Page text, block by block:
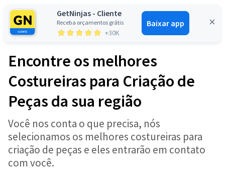
GetNinjas - Cliente
Receba orçamentos grátis
+30K
Baixar app
Entrar
Encontre os melhores
Costureiras para Criação de
Peças da sua região
Você nos conta o que precisa, nós
selecionamos os melhores costureiras para
criação de peças e eles entrarão em contato
com você.